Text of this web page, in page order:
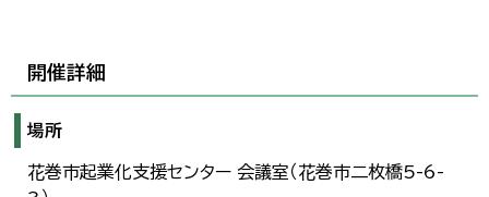
開催詳細
場所
花巻市起業化支援センター 会議室（花巻市二枚橋5-6-